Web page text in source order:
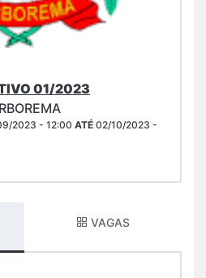
01/2023
2023 - 12:00 ATÉ 02/10/2023 -
VAGAS